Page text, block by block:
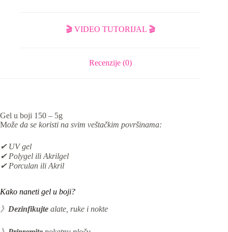
🎬 VIDEO TUTORIJAL 🎬
Recenzije (0)
Gel u boji 150 – 5g
Može da se koristi na svim veštačkim površinama:
✔ UV gel
✔ Polygel ili Akrilgel
✔ Porculan ili Akril
Kako naneti gel u boji?
》 Dezinfikujte alate, ruke i nokte